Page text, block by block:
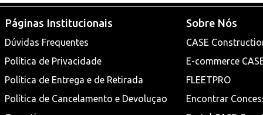
Páginas Institucionais
Dúvidas Frequentes
Política de Privacidade
Política de Entrega e de Retirada
Política de Cancelamento e Devoluçao
Sobre Nós
CASE
E-commerce
FLEETPRO
Encontrar